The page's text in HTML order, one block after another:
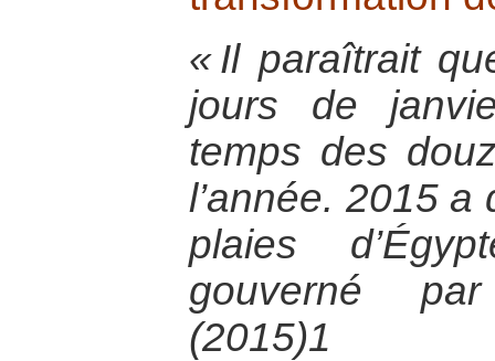
« Il paraîtrait
jours de
temps des
l’année. 2015
plaies
gouverné
(2015)1